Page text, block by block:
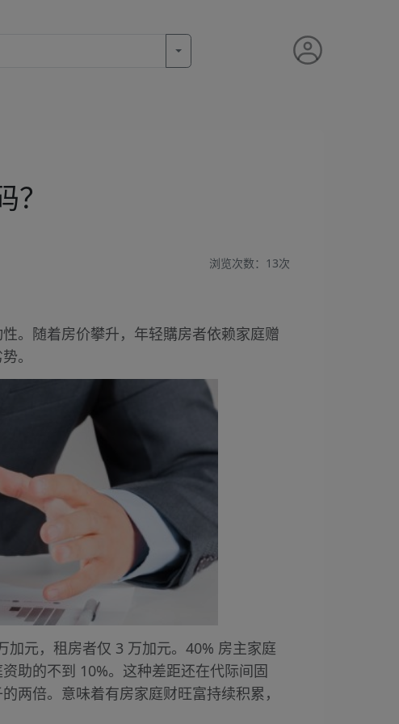
浏览次数： 13次
。随着房价攀升，年轻購房者依赖家庭赠
。
元，租房者仅 3 万加元。40% 房主家庭
助的不到 10%。这种差距还在代际间固
两倍。意味着有房家庭财旺富持续积累，